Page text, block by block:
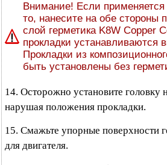
Внимание! Если применяется
то, нанесите на обе стороны
слой герметика K8W Copper
прокладки устанавливаются
Прокладки из
быть установлены без
14. Осторожно установите головку
нарушая положения прокладки.
15. Смажьте упорные поверхности
для двигателя.